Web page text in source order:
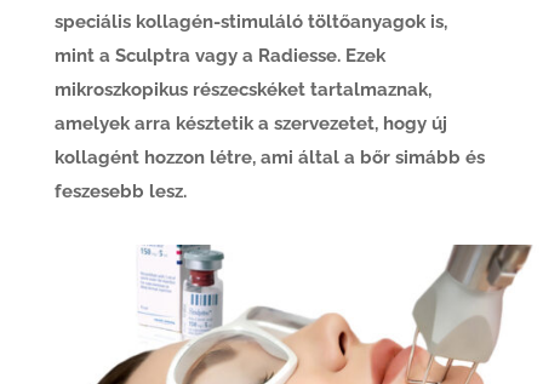
speciális kollagén-stimuláló töltőanyagok is,
mint a Sculptra vagy a Radiesse. Ezek
mikroszkopikus részecskéket tartalmaznak,
amelyek arra késztetik a szervezetet, hogy új
kollagént hozzon létre, ami által a bőr simább és
feszesebb lesz.